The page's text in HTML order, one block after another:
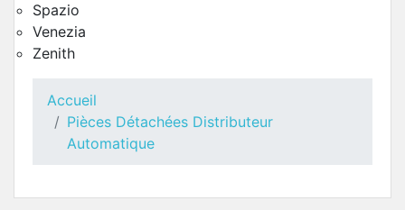
Spazio
Venezia
Zenith
Accueil
Pièces Détachées Distributeur
Automatique